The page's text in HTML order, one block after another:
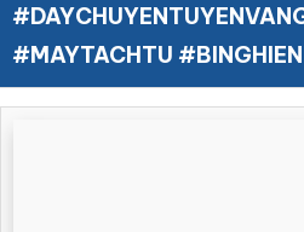
#MAYTACHTU #BINGHIEN